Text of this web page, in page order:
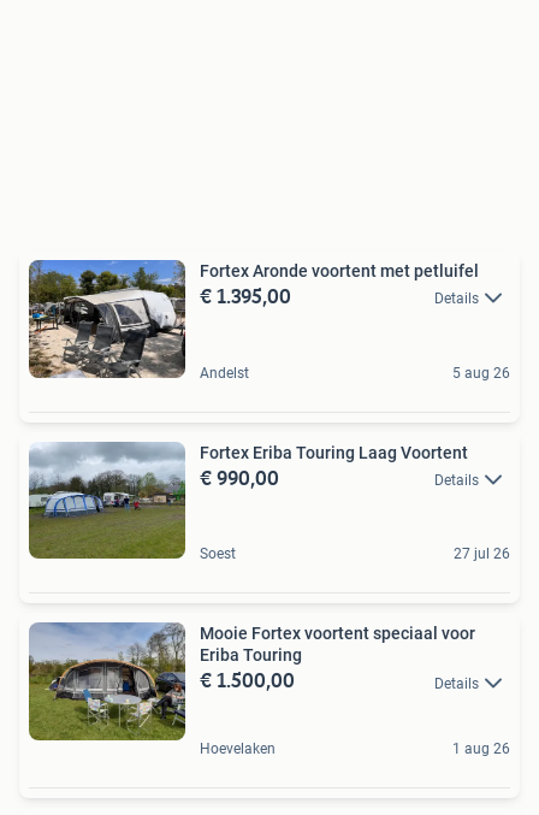
Fortex Aronde voortent met petluifel
€ 1.395,00 Details
Andelst 5 aug 26
Fortex Eriba Touring Laag Voortent
€ 990,00 Details
Soest 27 jul 26
Mooie Fortex voortent speciaal voor
Eriba Touring
€ 1.500,00 Details
Hoevelaken 1 aug 26